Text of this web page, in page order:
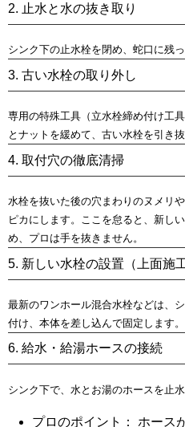
2. 止水と水の抜き取り
シンク下の止水栓を閉め、蛇口に残
3. 古い水栓の取り外し
専用の特殊工具（立水栓締め付け工
とナットを緩めて、古い水栓を引き抜
4. 取付穴の徹底清掃
水栓を抜いた後の穴まわりのヌメリ
ピカにします。ここを怠ると、新し
め、プロは手を抜きません。
5. 新しい水栓の設置（上面施工
最新のワンホール混合水栓などは、
付け、本体を差し込んで固定します。
6. 給水・給湯ホースの接続
シンク下で、水とお湯のホースを止水
プロのポイント：
ホース